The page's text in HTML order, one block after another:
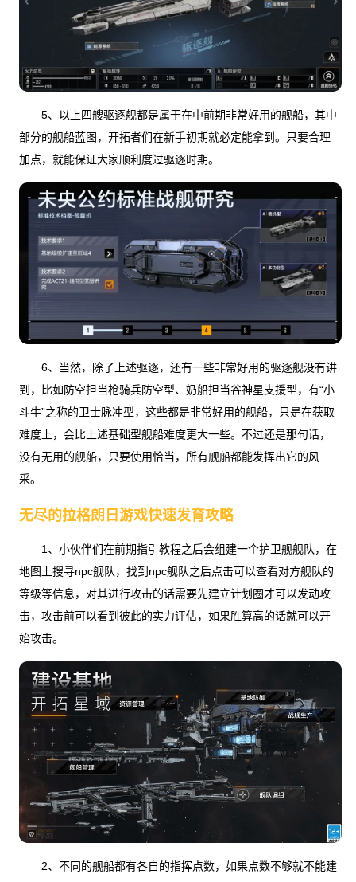
5、以上四艘驱逐舰都是属于在中前期非常好用的舰船，其中
部分的舰船蓝图，开拓者们在新手初期就必定能拿到。只要合理
加点，就能保证大家顺利度过驱逐时期。
6、当然，除了上述驱逐，还有一些非常好用的驱逐舰没有讲
到，比如防空担当枪骑兵防空型、奶船担当谷神星支援型，有“小
斗牛”之称的卫士脉冲型，这些都是非常好用的舰船，只是在获取
难度上，会比上述基础型舰船难度更大一些。不过还是那句话，
没有无用的舰船，只要使用恰当，所有舰船都能发挥出它的风
采。
无尽的拉格朗日游戏快速发育攻略
1、小伙伴们在前期指引教程之后会组建一个护卫舰舰队，在
地图上搜寻npc舰队，找到npc舰队之后点击可以查看对方舰队的
等级等信息，对其进行攻击的话需要先建立计划圈才可以发动攻
击，攻击前可以看到彼此的实力评估，如果胜算高的话就可以开
始攻击。
2、不同的舰船都有各自的指挥点数，如果点数不够就不能建